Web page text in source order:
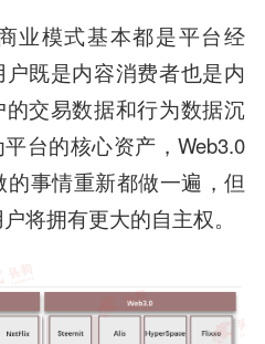
业模式基本都是平台经
既是内容消费者也是内
交易数据和行为数据沉
台的核心资产，Web3.0
的事情重新都做一遍，但
将拥有更大的自主权。